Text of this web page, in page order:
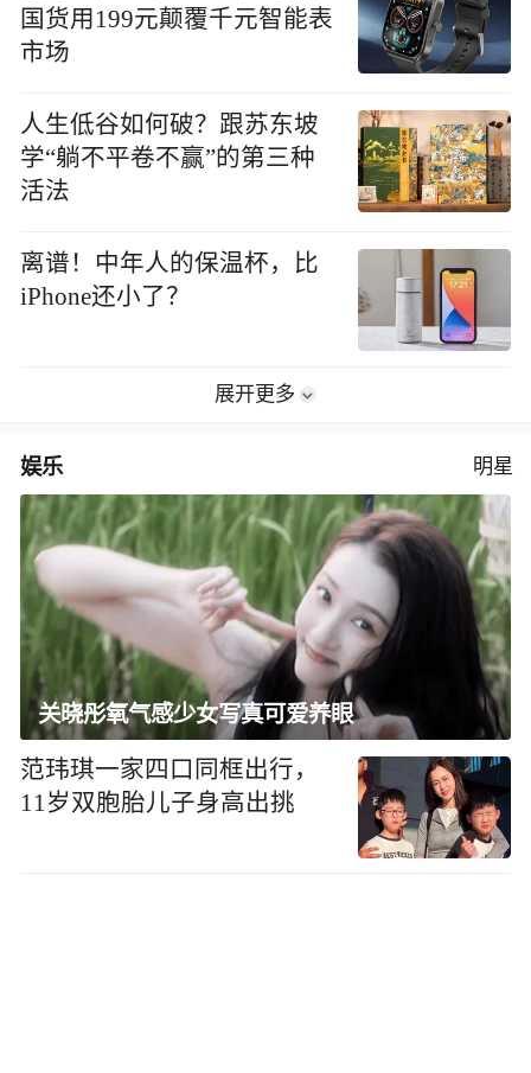
国货用199元颠覆千元智能表
市场
人生低谷如何破？跟苏东坡
学“躺不平卷不赢”的第三种
活法
离谱！中年人的保温杯，比
iPhone还小了？
展开更多
娱乐 明星
关晓彤氧气感少女写真可爱养眼
范玮琪一家四口同框出行，
11岁双胞胎儿子身高出挑